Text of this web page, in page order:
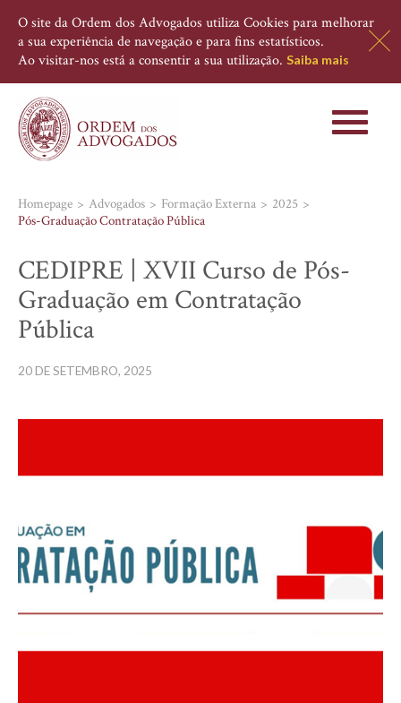
O site da Ordem dos Advogados utiliza Cookies para melhorar
a sua experiência de navegação e para fins estatísticos.
Ao visitar-nos está a consentir a sua utilização. Saiba mais
Toggle
Homepage Advogados Formação Externa
2025
Pós-Graduação Contratação Pública
CEDIPRE | XVII Curso de Pós-
Graduação em Contratação
Pública
20 DE SETEMBRO, 2025